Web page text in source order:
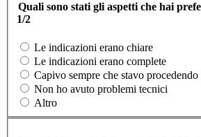
Quali sono stati gli aspetti che hai
1/2
Le indicazioni erano chiare
Le indicazioni erano complete
Capivo sempre che stavo procedendo
Non ho avuto problemi tecnici
Altro